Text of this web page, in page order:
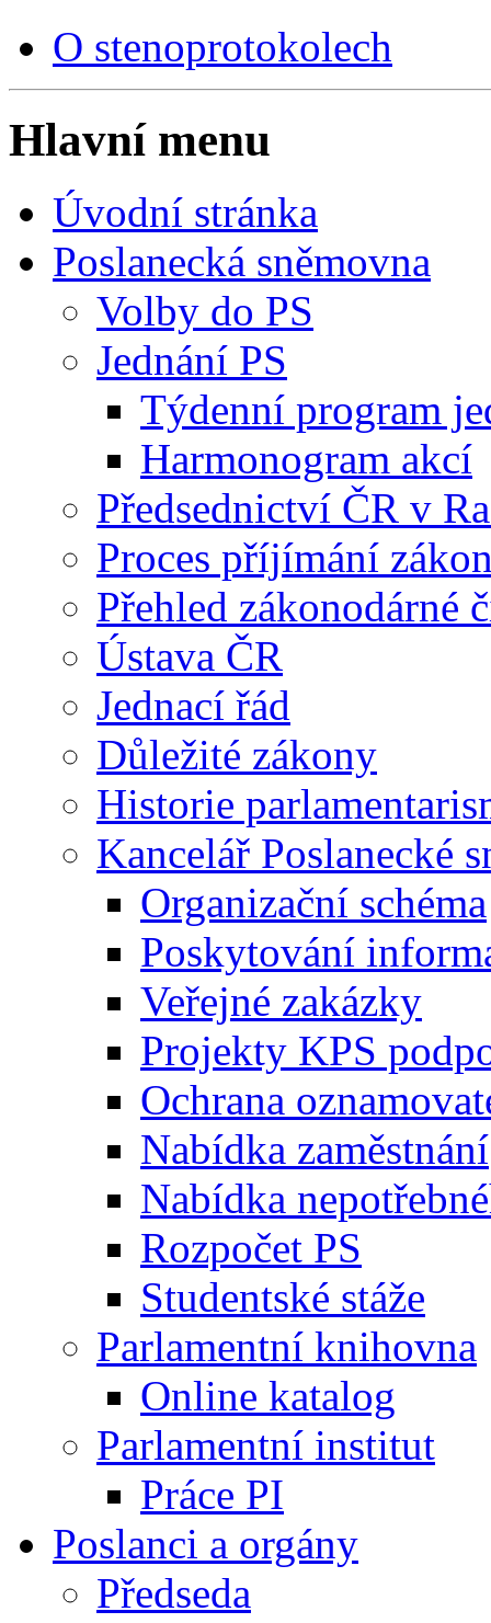
O stenoprotokolech
Hlavní menu
Úvodní stránka
Poslanecká sněmovna
Volby do PS
Jednání PS
Týdenní program
Harmonogram akcí
Předsednictví ČR v
Proces příjímání
Přehled zákonodárné
Ústava ČR
Jednací řád
Důležité zákony
Historie
Kancelář Poslanecké
Organizační schéma
Poskytování
Veřejné zakázky
Projekty KPS
Ochrana
Nabídka zaměstnání
Nabídka
Rozpočet PS
Studentské stáže
Parlamentní knihovna
Online katalog
Parlamentní institut
Práce PI
Poslanci a orgány
Předseda